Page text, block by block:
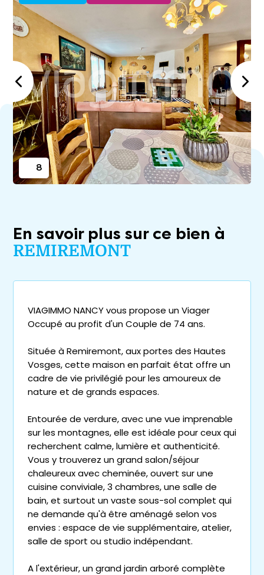
8
En savoir plus sur ce bien à
REMIREMONT
VIAGIMMO NANCY vous propose un Viager
Occupé au profit d'un Couple de 74 ans.
Située à Remiremont, aux portes des Hautes
Vosges, cette maison en parfait état offre un
cadre de vie privilégié pour les amoureux de
nature et de grands espaces.
Entourée de verdure, avec une vue imprenable
sur les montagnes, elle est idéale pour ceux qui
recherchent calme, lumière et authenticité.
Vous y trouverez un grand salon/séjour
chaleureux avec cheminée, ouvert sur une
cuisine conviviale, 3 chambres, une salle de
bain, et surtout un vaste sous-sol complet qui
ne demande qu'à être aménagé selon vos
envies : espace de vie supplémentaire, atelier,
salle de sport ou studio indépendant.
A l'extérieur, un grand jardin arboré complète